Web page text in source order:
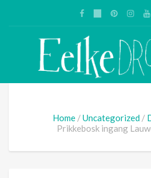
Home Uncategorized
Prikkebosk ingang